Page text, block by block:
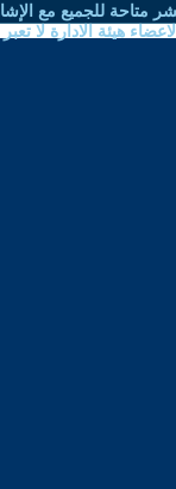
متاحة للجميع مع
هيئة الادارة لا